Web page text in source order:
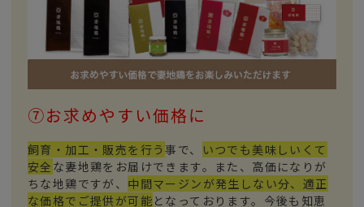
⑦お求めやすい価格に
飼育・加工・販売を行う事で、
いつでも美味しいくて
安全 な妻地鶏をお届けできます。また、高価になりが
ちな地鶏ですが、 中間マージンが発生しない分、適正
な価格でご提供が可能 となっております。今後も知恵